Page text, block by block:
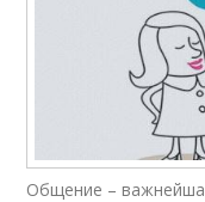
Общение –